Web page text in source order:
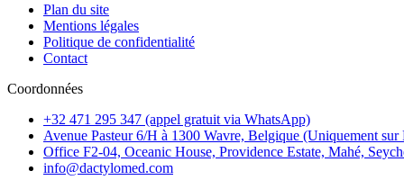
Plan du site
Mentions légales
Politique de confidentialité
Contact
Coordonnées
+32 471 295 347 (appel gratuit via WhatsApp)
Avenue Pasteur 6/H à 1300 Wavre, Belgique (Uniquement
Office F2-04, Oceanic House, Providence Estate, Mahé,
info@dactylomed.com